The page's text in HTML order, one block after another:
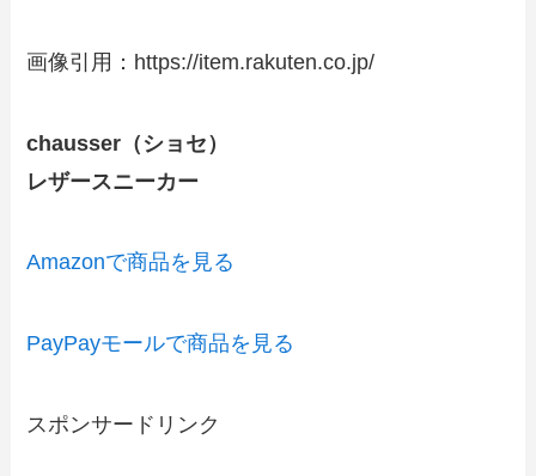
画像引用：https://item.rakuten.co.jp/
chausser（ショセ）
レザースニーカー
Amazonで商品を見る
PayPayモールで商品を見る
スポンサードリンク